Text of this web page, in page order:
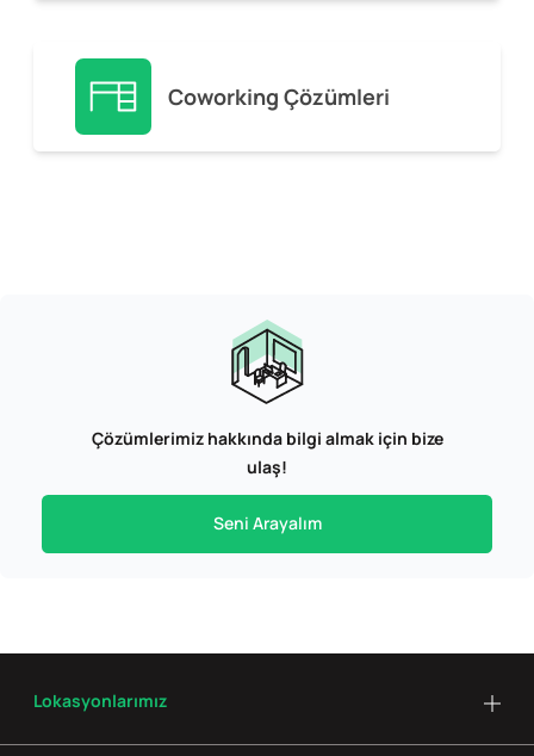
Coworking Çözümleri
Çözümlerimiz hakkında bilgi almak için bize
ulaş!
Seni Arayalım
Lokasyonlarımız